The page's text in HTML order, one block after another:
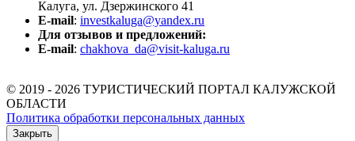
Калуга, ул. Дзержинского 41
E-mail: investkaluga@yandex.ru
Для отзывов и предложений:
E-mail: chakhova_da@visit-kaluga.ru
© 2019 - 2026 ТУРИСТИЧЕСКИЙ ПОРТАЛ КАЛУЖСКОЙ
ОБЛАСТИ
Политика обработки персональных данных
Закрыть